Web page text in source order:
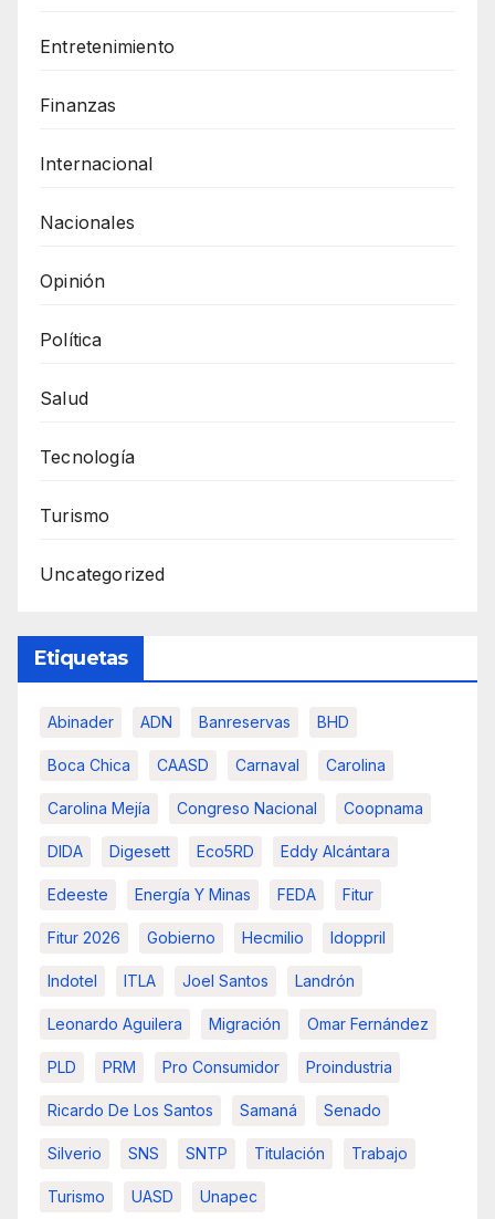
Entretenimiento
Finanzas
Internacional
Nacionales
Opinión
Política
Salud
Tecnología
Turismo
Uncategorized
Etiquetas
Abinader ADN Banreservas BHD
Boca Chica CAASD Carnaval Carolina
Carolina Mejía Congreso Nacional Coopnama
DIDA Digesett Eco5RD Eddy Alcántara
Edeeste Energía Y Minas FEDA Fitur
Fitur 2026 Gobierno Hecmilio Idoppril
Indotel ITLA Joel Santos Landrón
Leonardo Aguilera Migración Omar Fernández
PLD PRM Pro Consumidor Proindustria
Ricardo De Los Santos Samaná Senado
Silverio SNS SNTP Titulación Trabajo
Turismo UASD Unapec